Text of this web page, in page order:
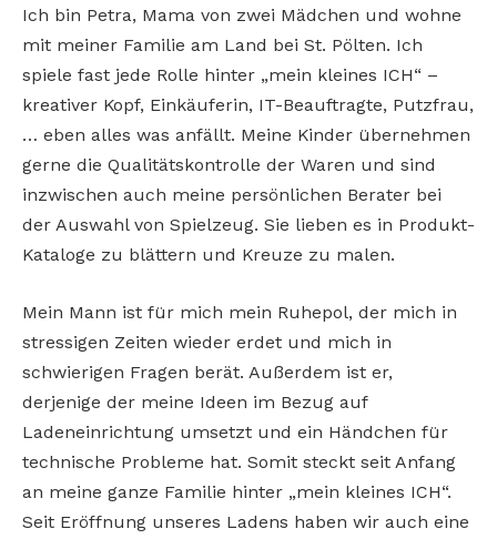
Ich bin Petra, Mama von zwei Mädchen und wohne
mit meiner Familie am Land bei St. Pölten. Ich
spiele fast jede Rolle hinter „mein kleines ICH“ –
kreativer Kopf, Einkäuferin, IT-Beauftragte, Putzfrau,
… eben alles was anfällt. Meine Kinder übernehmen
gerne die Qualitätskontrolle der Waren und sind
inzwischen auch meine persönlichen Berater bei
der Auswahl von Spielzeug. Sie lieben es in Produkt-
Kataloge zu blättern und Kreuze zu malen.
Mein Mann ist für mich mein Ruhepol, der mich in
stressigen Zeiten wieder erdet und mich in
schwierigen Fragen berät. Außerdem ist er,
derjenige der meine Ideen im Bezug auf
Ladeneinrichtung umsetzt und ein Händchen für
technische Probleme hat. Somit steckt seit Anfang
an meine ganze Familie hinter „mein kleines ICH“.
Seit Eröffnung unseres Ladens haben wir auch eine